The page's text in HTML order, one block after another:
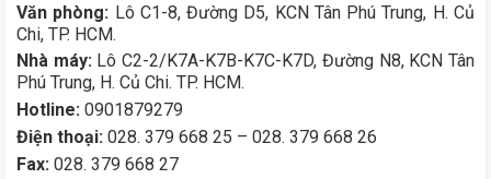
Văn phòng: Lô C1-8, Đường D5, KCN Tân Phú Trung, H. Củ
Chi, TP. HCM.
Nhà máy:Lô C2-2/K7A-K7B-K7C-K7D, Đường N8, KCN Tân
Phú Trung, H. Củ Chi. TP. HCM.
Hotline: 0901879279
Điện thoại: 028. 379 668 25 – 028. 379 668 26
Fax: 028. 379 668 27